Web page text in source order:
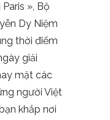
», Bộ
Dy Niệm
thời điểm
giải
mặt các
người Việt
khắp nơi